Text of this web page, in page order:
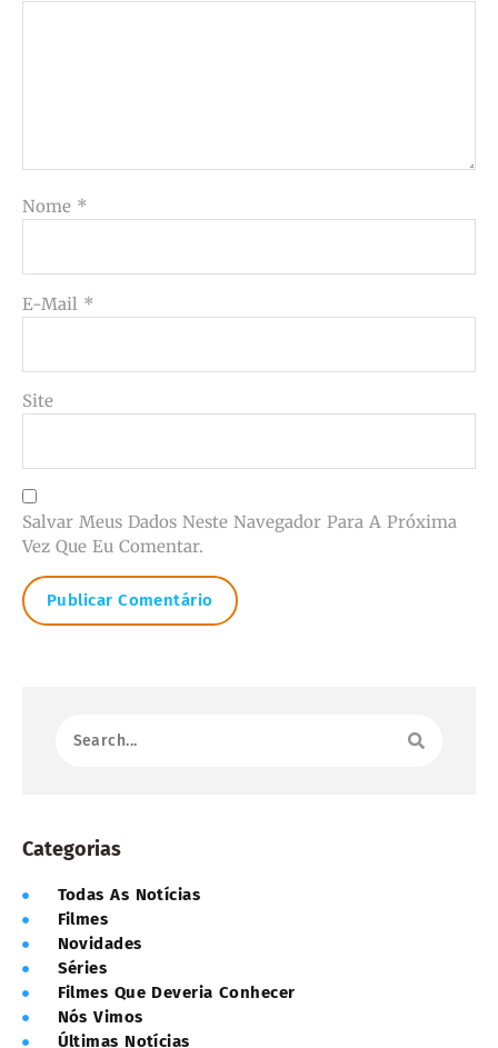
Nome *
E-Mail *
Site
Salvar Meus Dados Neste Navegador Para A Próxima
Vez Que Eu Comentar.
Categorias
Todas As Notícias
Filmes
Novidades
Séries
Filmes Que Deveria Conhecer
Nós Vimos
Últimas Notícias